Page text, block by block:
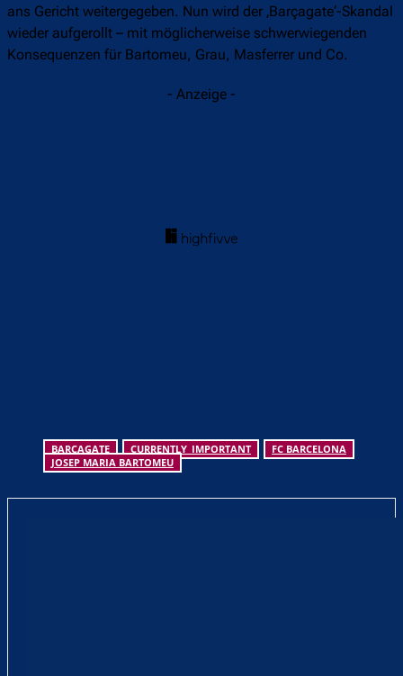
ans Gericht weitergegeben. Nun wird der ‚Barçagate‘-Skandal
wieder aufgerollt – mit möglicherweise schwerwiegenden
Konsequenzen für Bartomeu, Grau, Masferrer und Co.
- Anzeige -
BARCAGATE CURRENTLY_IMPORTANT
FC BARCELONA
JOSEP MARIA BARTOMEU